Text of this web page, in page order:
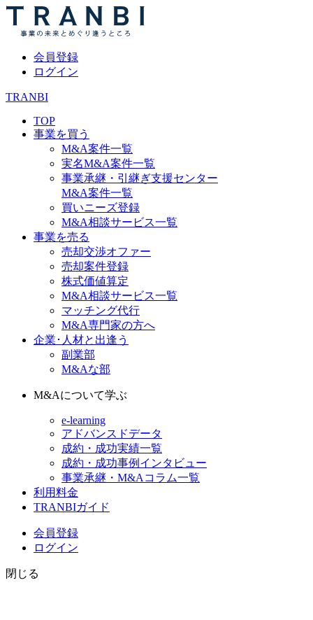
会員登録
ログイン
TRANBI
TOP
事業を買う
M&A案件一覧
実名M&A案件一覧
事業承継・引継ぎ支援センター
M&A案件一覧
買いニーズ登録
M&A相談サービス一覧
事業を売る
売却交渉オファー
売却案件登録
株式価値算定
M&A相談サービス一覧
マッチング代行
M&A専門家の方へ
企業･人材と出逢う
副業部
M&Aな部
M&Aについて学ぶ
e-learning
アドバンスドデータ
成約・成功実績一覧
成約・成功事例インタビュー
事業承継・M&Aコラム一覧
利用料金
TRANBIガイド
会員登録
ログイン
閉じる